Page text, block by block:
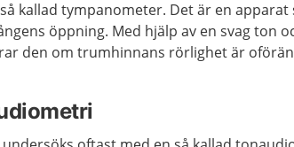
kallad tympanometer. Det är en
öppning. Med hjälp av en svag ton
den om trumhinnans rörlighet är